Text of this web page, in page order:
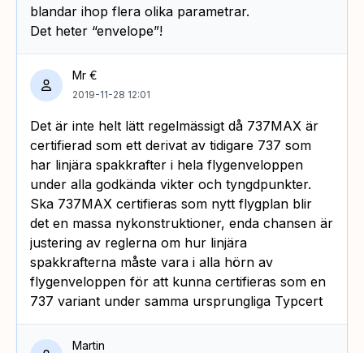
blandar ihop flera olika parametrar.
Det heter “envelope”!
Mr €
2019-11-28 12:01
Det är inte helt lätt regelmässigt då 737MAX är
certifierad som ett derivat av tidigare 737 som
har linjära spakkrafter i hela flygenveloppen
under alla godkända vikter och tyngdpunkter.
Ska 737MAX certifieras som nytt flygplan blir
det en massa nykonstruktioner, enda chansen är
justering av reglerna om hur linjära
spakkrafterna måste vara i alla hörn av
flygenveloppen för att kunna certifieras som en
737 variant under samma ursprungliga Typcert
Martin